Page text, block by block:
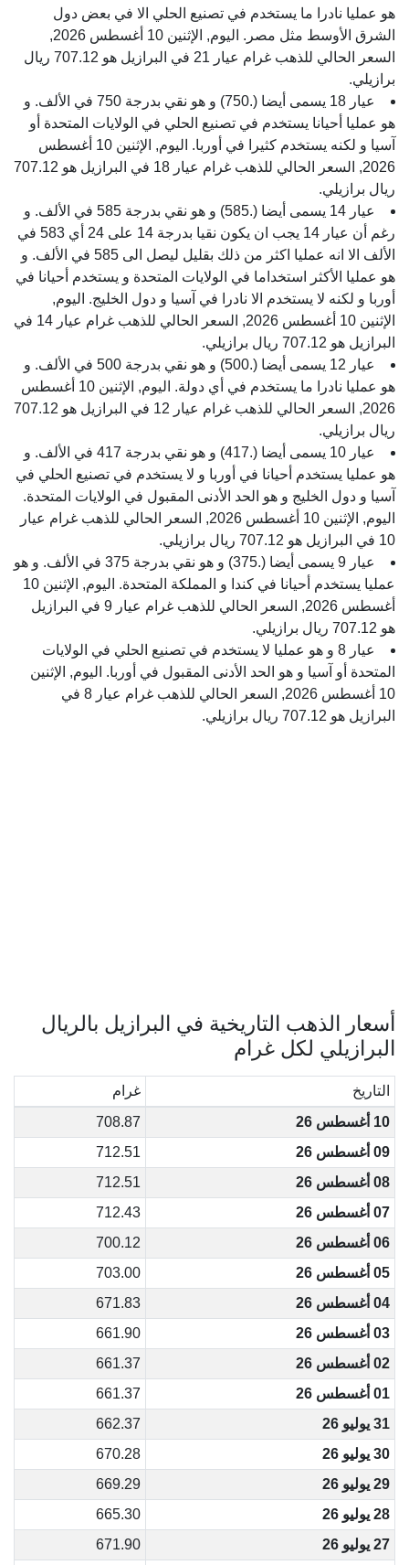
هو عمليا نادرا ما يستخدم في تصنيع الحلي الا في بعض دول
الشرق الأوسط مثل مصر. اليوم, الإثنين 10 أغسطس 2026,
السعر الحالي للذهب غرام عيار 21 في البرازيل هو 707.12 ريال
برازيلي.
عيار 18 يسمى أيضا (.750) و هو نقي بدرجة 750 في الألف. و
هو عمليا أحيانا يستخدم في تصنيع الحلي في الولايات المتحدة أو
آسيا و لكنه يستخدم كثيرا في أوربا. اليوم, الإثنين 10 أغسطس
2026, السعر الحالي للذهب غرام عيار 18 في البرازيل هو 707.12
ريال برازيلي.
عيار 14 يسمى أيضا (.585) و هو نقي بدرجة 585 في الألف. و
رغم أن عيار 14 يجب ان يكون نقيا بدرجة 14 على 24 أي 583 في
الألف الا انه عمليا اكثر من ذلك بقليل ليصل الى 585 في الألف. و
هو عمليا الأكثر استخداما في الولايات المتحدة و يستخدم أحيانا في
أوربا و لكنه لا يستخدم الا نادرا في آسيا و دول الخليج. اليوم,
الإثنين 10 أغسطس 2026, السعر الحالي للذهب غرام عيار 14 في
البرازيل هو 707.12 ريال برازيلي.
عيار 12 يسمى أيضا (.500) و هو نقي بدرجة 500 في الألف. و
هو عمليا نادرا ما يستخدم في أي دولة. اليوم, الإثنين 10 أغسطس
2026, السعر الحالي للذهب غرام عيار 12 في البرازيل هو 707.12
ريال برازيلي.
عيار 10 يسمى أيضا (.417) و هو نقي بدرجة 417 في الألف. و
هو عمليا يستخدم أحيانا في أوربا و لا يستخدم في تصنيع الحلي في
آسيا و دول الخليج و هو الحد الأدنى المقبول في الولايات المتحدة.
اليوم, الإثنين 10 أغسطس 2026, السعر الحالي للذهب غرام عيار
10 في البرازيل هو 707.12 ريال برازيلي.
عيار 9 يسمى أيضا (.375) و هو نقي بدرجة 375 في الألف. و هو
عمليا يستخدم أحيانا في كندا و المملكة المتحدة. اليوم, الإثنين 10
أغسطس 2026, السعر الحالي للذهب غرام عيار 9 في البرازيل
هو 707.12 ريال برازيلي.
عيار 8 و هو عمليا لا يستخدم في تصنيع الحلي في الولايات
المتحدة أو آسيا و هو الحد الأدنى المقبول في أوربا. اليوم, الإثنين
10 أغسطس 2026, السعر الحالي للذهب غرام عيار 8 في
البرازيل هو 707.12 ريال برازيلي.
أسعار الذهب التاريخية في البرازيل بالريال
البرازيلي لكل غرام
التاريخ
غرام
10 أغسطس 26
708.87
09 أغسطس 26
712.51
08 أغسطس 26
712.51
07 أغسطس 26
712.43
06 أغسطس 26
700.12
05 أغسطس 26
703.00
04 أغسطس 26
671.83
03 أغسطس 26
661.90
02 أغسطس 26
661.37
01 أغسطس 26
661.37
31 يوليو 26
662.37
30 يوليو 26
670.28
29 يوليو 26
669.29
28 يوليو 26
665.30
27 يوليو 26
671.90